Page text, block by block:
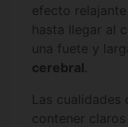
efecto
hasta llegar al
una fuete y
cerebral
Las
contener